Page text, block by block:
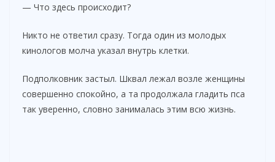
— Что здесь происходит?
Никто не ответил сразу. Тогда один из молодых
кинологов молча указал внутрь клетки.
Подполковник застыл. Шквал лежал возле женщины
совершенно спокойно, а та продолжала гладить пса
так уверенно, словно занималась этим всю жизнь.